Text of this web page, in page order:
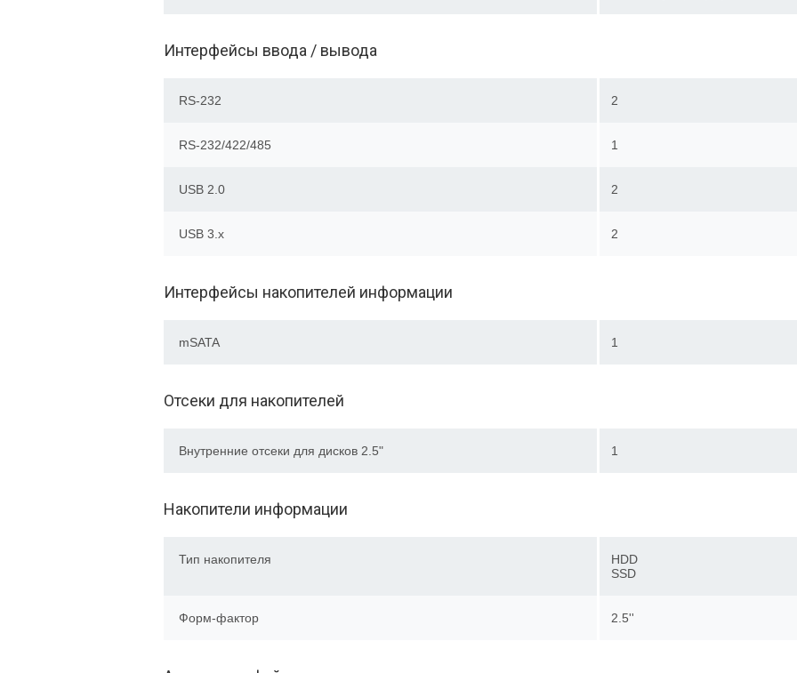
Интерфейсы ввода / вывода
RS-232 2
RS-232/422/485 1
USB 2.0 2
USB 3.x 2
Интерфейсы накопителей информации
mSATA 1
Отсеки для накопителей
Внутренние отсеки для дисков 2.5" 1
Накопители информации
Тип накопителя
HDD
SSD
Форм-фактор 2.5''